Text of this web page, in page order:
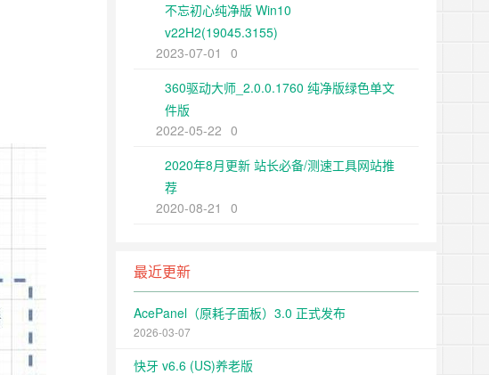
不忘初心纯净版 Win10
v22H2(19045.3155)
2023-07-01
0
360驱动大师_2.0.0.1760 纯净版绿色单文
件版
2022-05-22 0
2020年8月更新 站长必备/测速工具网站推
荐
2020-08-21
0
最近更新
AcePanel（原耗子面板）3.0 正式发布
2026-03-07
快牙 v6.6 (US)养老版